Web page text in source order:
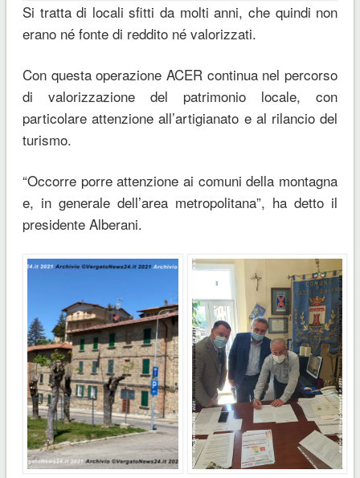
Si tratta di locali sfitti da molti anni, che quindi non
erano né fonte di reddito né valorizzati.
Con questa operazione ACER continua nel percorso
di valorizzazione del patrimonio locale, con
particolare attenzione all’artigianato e al rilancio del
turismo.
“Occorre porre attenzione ai comuni della montagna
e, in generale dell’area metropolitana”, ha detto il
presidente Alberani.